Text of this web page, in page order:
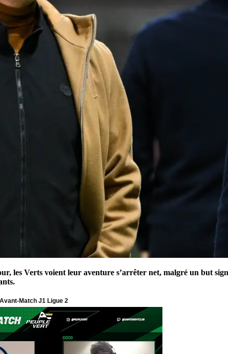
les Verts voient leur aventure s’arrêter net, malgré un but